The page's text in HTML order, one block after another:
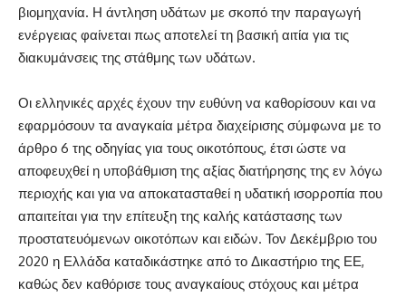
βιομηχανία. Η άντληση υδάτων με σκοπό την παραγωγή
ενέργειας φαίνεται πως αποτελεί τη βασική αιτία για τις
διακυμάνσεις της στάθμης των υδάτων.
Οι ελληνικές αρχές έχουν την ευθύνη να καθορίσουν και να
εφαρμόσουν τα αναγκαία μέτρα διαχείρισης σύμφωνα με το
άρθρο 6 της οδηγίας για τους οικοτόπους, έτσι ώστε να
αποφευχθεί η υποβάθμιση της αξίας διατήρησης της εν λόγω
περιοχής και για να αποκατασταθεί η υδατική ισορροπία που
απαιτείται για την επίτευξη της καλής κατάστασης των
προστατευόμενων οικοτόπων και ειδών. Τον Δεκέμβριο του
2020 η Ελλάδα καταδικάστηκε από το Δικαστήριο της ΕΕ,
καθώς δεν καθόρισε τους αναγκαίους στόχους και μέτρα